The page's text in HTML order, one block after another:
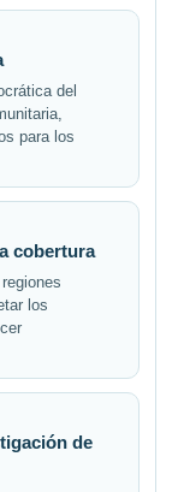
del
para los
cobertura
los
de